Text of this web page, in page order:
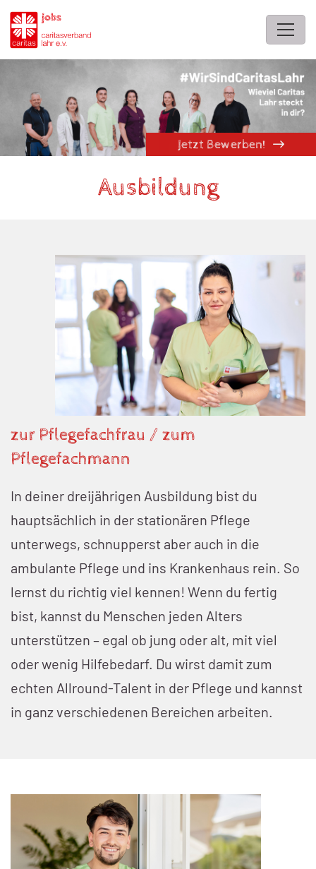
Ausbildung
Jetzt Bewerben!
Ausbildung
zur Pflegefachfrau / zum
Pflegefachmann
In deiner dreijährigen Ausbildung bist du
hauptsächlich in der stationären Pflege
unterwegs, schnupperst aber auch in die
ambulante Pflege und ins Krankenhaus rein. So
lernst du richtig viel kennen! Wenn du fertig
bist, kannst du Menschen jeden Alters
unterstützen – egal ob jung oder alt, mit viel
oder wenig Hilfebedarf. Du wirst damit zum
echten Allround-Talent in der Pflege und kannst
in ganz verschiedenen Bereichen arbeiten.